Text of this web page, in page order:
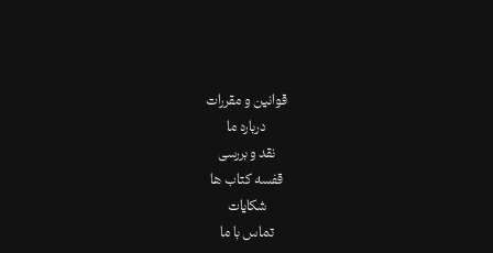
قوانین و مقررات
درباره ما
نقد و بررسی
قفسه کتاب ها
شکایات
تماس با ما